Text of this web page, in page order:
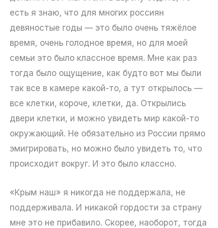
есть я знаю, что для многих россиян
девяностые годы — это было очень тяжёлое
время, очень голодное время, но для моей
семьи это было классное время. Мне как раз
тогда было ощущение, как будто вот мы были
так все в камере какой-то, а тут открылось —
все клетки, короче, клетки, да. Открылись
двери клетки, и можно увидеть мир какой-то
окружающий. Не обязательно из России прямо
эмигрировать, но можно было увидеть то, что
происходит вокруг. И это было классно.
«Крым наш» я никогда не поддержала, не
поддерживала. И никакой гордости за страну
мне это не прибавило. Скорее, наоборот, тогда